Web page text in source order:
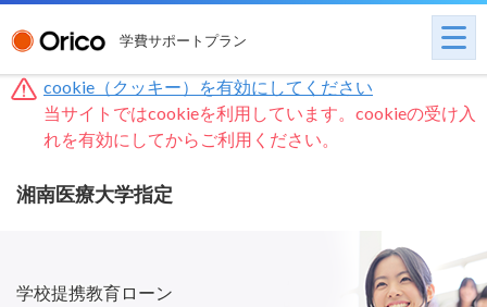
学費サポートプラン
cookie（クッキー）を有効にしてください
当サイトではcookieを利用しています。cookieの受け入
れを有効にしてからご利用ください。
湘南医療大学指定
学校提携教育ローン